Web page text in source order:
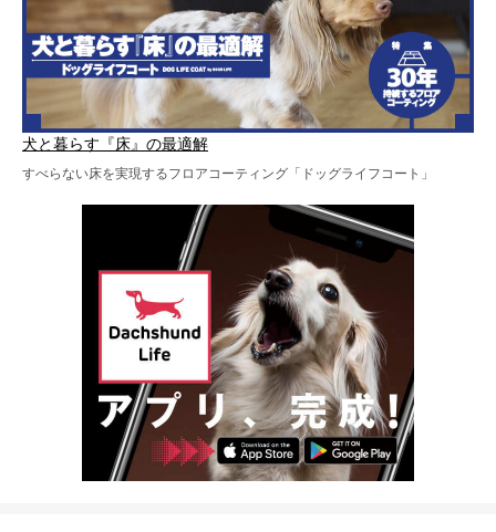
犬と暮らす『床』の最適解
すべらない床を実現するフロアコーティング「ドッグライフコート」